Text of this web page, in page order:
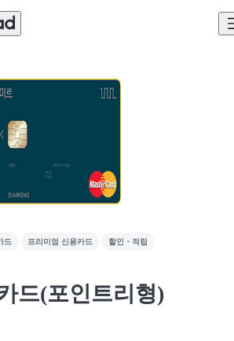
드 프리미엄 신용카드 할인・적립
드(포인트리형)